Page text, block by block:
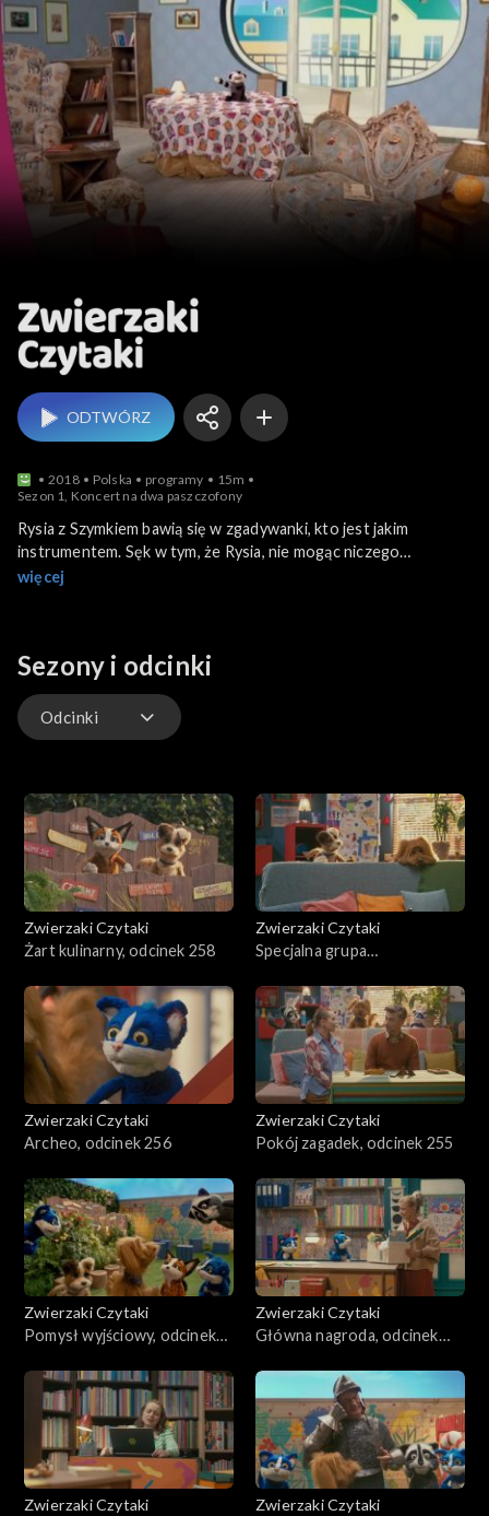
Zwierzaki Czytaki
ODTWÓRZ
2018 Polska programy
15m
Sezon 1, Koncert na dwa paszczofony
Rysia z Szymkiem bawią się w zgadywanki, kto jest jakim
instrumentem. Sęk w tym, że Rysia, nie mogąc niczego
odgadnąć, obraża się. Czy faktycznie, Rysia nie może rozpoznać
od fortepianu po gitarę.
więcej
Sezony i odcinki
Odcinki
Zwierzaki Czytaki
Żart kulinarny, odcinek 258
Zwierzaki Czytaki
Specjalna grupa
Zwierzaki Czytaki
Archeo, odcinek 256
Zwierzaki Czytaki
Pokój zagadek, odcinek 255
Zwierzaki Czytaki
Pomysł wyjściowy, odcinek
Zwierzaki Czytaki
Główna nagroda, odcinek
Zwierzaki Czytaki
Zwierzaki Czytaki